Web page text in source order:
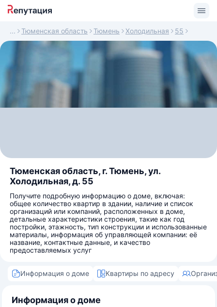
Тюменская область Тюмень Холодильная 55
Тюменская область, г. Тюмень, ул.
Холодильная, д. 55
Получите подробную информацию о доме, включая:
общее количество квартир в здании, наличие и список
организаций или компаний, расположенных в доме,
детальные характеристики строения, такие как год
постройки, этажность, тип конструкции и использованные
материалы, информация об управляющей компании: её
название, контактные данные, и качество
предоставляемых услуг
Информация о доме Квартиры по адресу
Информация о доме